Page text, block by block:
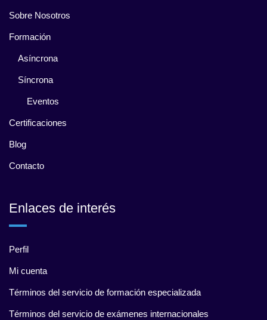
Sobre Nosotros
Formación
Asíncrona
Síncrona
Eventos
Certificaciones
Blog
Contacto
Enlaces de interés
Perfil
Mi cuenta
Términos del servicio de formación especializada
Términos del servicio de exámenes internacionales